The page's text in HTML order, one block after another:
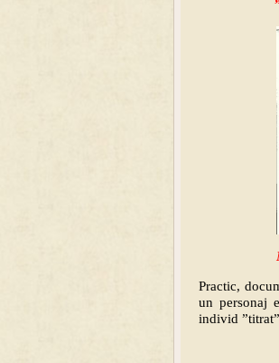
Practic,
un personaj
individ